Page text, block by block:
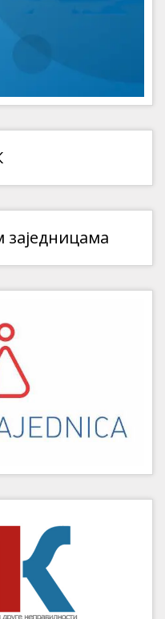
заједницама